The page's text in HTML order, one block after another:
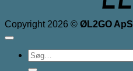
Copyright 2026 © ØL2GO ApS
Søg
efter: